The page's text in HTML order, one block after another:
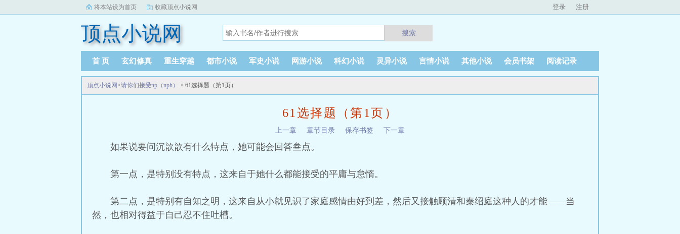
将本站设为首页 收藏顶点小说网 登录 注册
顶点小说网 搜索
首 页 玄幻修真 重生穿越 都市小说 军史小说 网游小说 科幻小说 灵异小说 言情小说 其他小说 会员书架 阅读记录
顶点小说网>请你们接受np（nph） > 61选择题（第1页）
61选择题（第1页）
上一章 章节目录 保存书签 下一章
如果说要问沉歆歆有什么特点，她可能会回答叁点。
第一点，是特别没有特点，这来自于她什么都能接受的平庸与怠惰。
第二点，是特别有自知之明，这来自从小就见识了家庭感情由好到差，然后又接触顾清和秦绍庭这种人的才能——当
然，也相对得益于自己忍不住吐槽。